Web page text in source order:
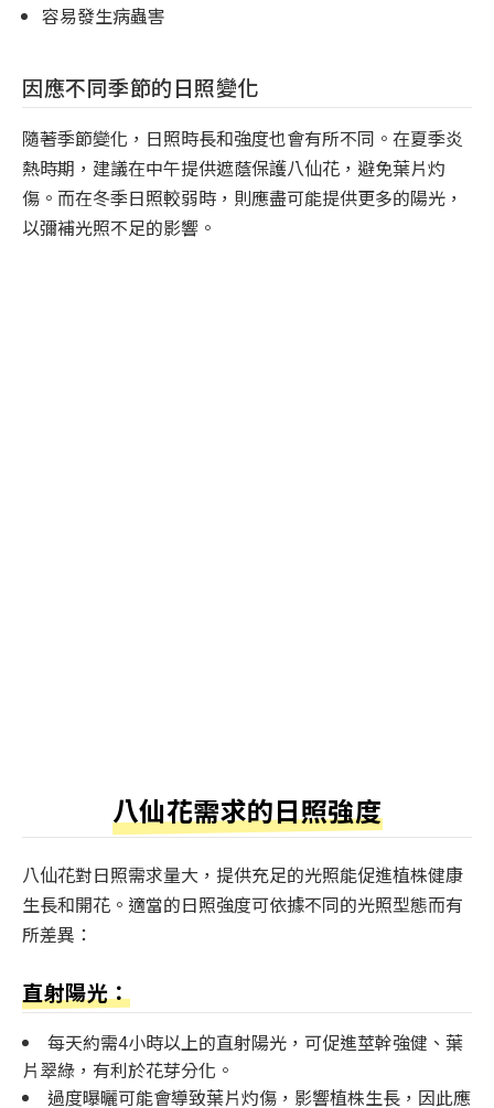
容易發生病蟲害
因應不同季節的日照變化
隨著季節變化，日照時長和強度也會有所不同。在夏季炎
熱時期，建議在中午提供遮蔭保護八仙花，避免葉片灼
傷。而在冬季日照較弱時，則應盡可能提供更多的陽光，
以彌補光照不足的影響。
八仙花需求的日照強度
八仙花對日照需求量大，提供充足的光照能促進植株健康
生長和開花。適當的日照強度可依據不同的光照型態而有
所差異：
直射陽光：
每天約需4小時以上的直射陽光，可促進莖幹強健、葉
片翠綠，有利於花芽分化。
過度曝曬可能會導致葉片灼傷，影響植株生長，因此應